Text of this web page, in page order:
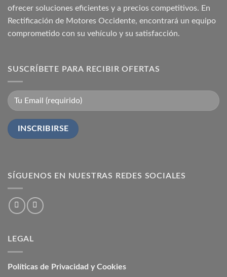
ofrecer soluciones eficientes y a precios competitivos. En
Rectificación de Motores Occidente, encontrará un equipo
comprometido con su vehículo y su satisfacción.
SUSCRÍBETE PARA RECIBIR OFERTAS
SÍGUENOS EN NUESTRAS REDES SOCIALES
LEGAL
Políticas de Privacidad y Cookies